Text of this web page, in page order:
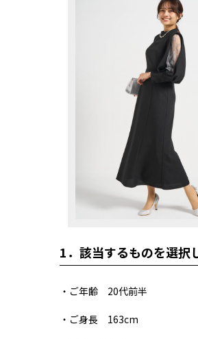
1． 該当するものを選択
・ご年齢 20代前半
・ご身長 163cm